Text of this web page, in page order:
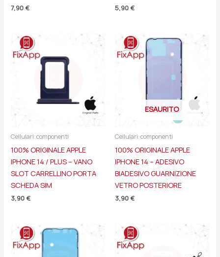
7,90 € 5,90 €
Cellulari: componenti
100% ORIGINALE APPLE
IPHONE 14 / PLUS – VANO
SLOT CARRELLINO PORTA
SCHEDA SIM
3,90 €
ESAURITO
Cellulari: componenti
100% ORIGINALE APPLE
IPHONE 14 – ADESIVO
BIADESIVO GUARNIZIONE
VETRO POSTERIORE
3,90 €